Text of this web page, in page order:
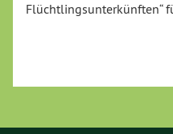
Flüchtlingsunterkünften“